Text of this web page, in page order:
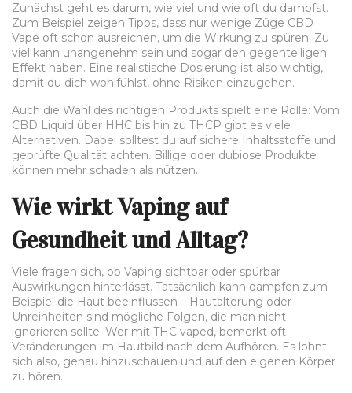
Zunächst geht es darum, wie viel und wie oft du dampfst.
Zum Beispiel zeigen Tipps, dass nur wenige Züge CBD
Vape oft schon ausreichen, um die Wirkung zu spüren. Zu
viel kann unangenehm sein und sogar den gegenteiligen
Effekt haben. Eine realistische Dosierung ist also wichtig,
damit du dich wohlfühlst, ohne Risiken einzugehen.
Auch die Wahl des richtigen Produkts spielt eine Rolle: Vom
CBD Liquid über HHC bis hin zu THCP gibt es viele
Alternativen. Dabei solltest du auf sichere Inhaltsstoffe und
geprüfte Qualität achten. Billige oder dubiose Produkte
können mehr schaden als nützen.
Wie wirkt Vaping auf
Gesundheit und Alltag?
Viele fragen sich, ob Vaping sichtbar oder spürbar
Auswirkungen hinterlässt. Tatsächlich kann dampfen zum
Beispiel die Haut beeinflussen – Hautalterung oder
Unreinheiten sind mögliche Folgen, die man nicht
ignorieren sollte. Wer mit THC vaped, bemerkt oft
Veränderungen im Hautbild nach dem Aufhören. Es lohnt
sich also, genau hinzuschauen und auf den eigenen Körper
zu hören.